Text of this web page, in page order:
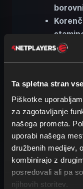
Ta spletna stran
Piškotke
za zagotavljanje
našega prometa.
uporabi našega
družbenih medijev,
kombinirajo z
posredovali ali pa
njihovih storitev.
Hrana za več
kotla